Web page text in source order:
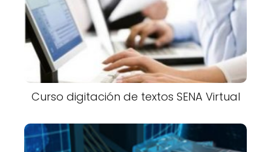
Curso digitación de textos SENA Virtual